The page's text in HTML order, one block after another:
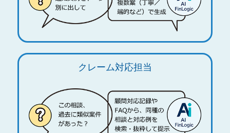
クレーム対応担当